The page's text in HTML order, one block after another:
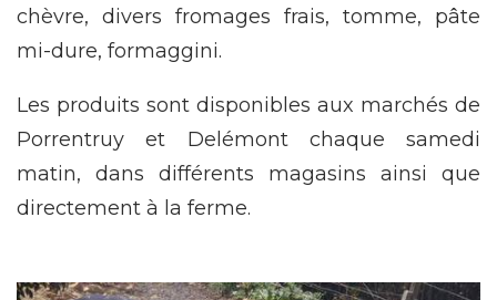
chèvre, divers fromages frais, tomme, pâte
mi-dure, formaggini.
Les produits sont disponibles aux marchés de
Porrentruy et Delémont chaque samedi
matin, dans différents magasins ainsi que
directement à la ferme.